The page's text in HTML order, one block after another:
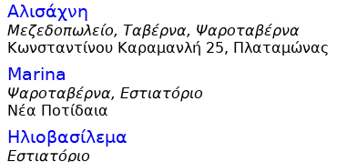
Αλισάχνη
Μεζεδοπωλείο, Ταβέρνα, Ψαροταβέρνα
Κωνσταντίνου Καραμανλή 25, Πλαταμώνας
Marina
Ψαροταβέρνα, Εστιατόριο
Νέα Ποτίδαια
Ηλιοβασίλεμα
Εστιατόριο